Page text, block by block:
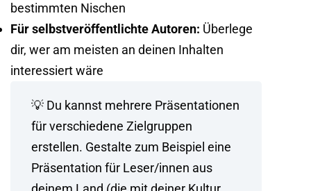
bestimmten Nischen
Für selbstveröffentlichte Autoren: Überlege
dir, wer am meisten an deinen Inhalten
interessiert wäre
💡 Du kannst mehrere Präsentationen
für verschiedene Zielgruppen
erstellen. Gestalte zum Beispiel eine
Präsentation für Leser/innen aus